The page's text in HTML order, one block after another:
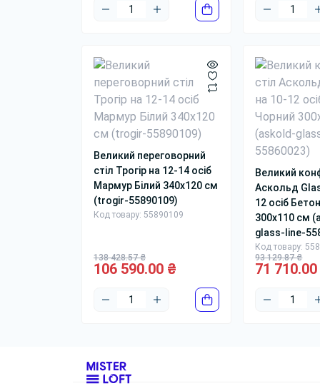
Чим
Чи
На
Великий переговорний
стіл Трогір на 12-14 осіб
Мармур Білий 340x120 см
(trogir-55890109)
Код товару: 55890109
138 428.57 ₴
106 590.00 ₴
Великий
Аскольд
12 осіб
300x110 см
glass-line-
Код товару:
93 129.87 ₴
71